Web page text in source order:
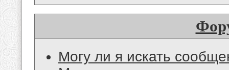
Могу ли я искать